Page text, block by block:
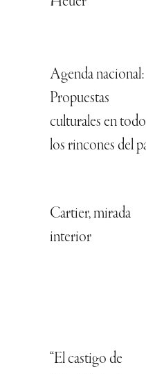
Agenda nacional:
Propuestas
culturales en
los rincones del
Cartier, mirada
interior
“El castigo de